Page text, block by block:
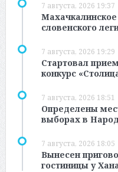
7 августа, 2026 19:37
словенского
7 августа, 2026 19:29
Стартовал
конкурс
7 августа, 2026 18:51
Определены
выборах в
7 августа, 2026 18:05
Вынесен
гостиницы у